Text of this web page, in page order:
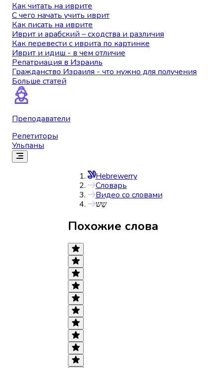
Как читать на иврите
С чего начать учить иврит
Как писать на иврите
Иврит и арабский – сходства и различия
Как перевести с иврита по картинке
Иврит и идиш - в чем отличие
Репатриация в Израиль
Гражданство Израиля - что нужно для получения
Больше статей
Преподаватели
Репетиторы
Ульпаны
Hebrewerry
Словарь
Видео со словами
שֵש
Похожие слова